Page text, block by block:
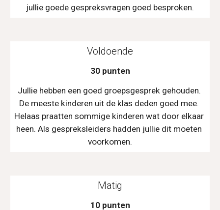
jullie goede gespreksvragen goed besproken.
Voldoende
30 punten
Jullie hebben een goed groepsgesprek gehouden.
De meeste kinderen uit de klas deden goed mee.
Helaas praatten sommige kinderen wat door elkaar
heen. Als gespreksleiders hadden jullie dit moeten
voorkomen.
Matig
10 punten